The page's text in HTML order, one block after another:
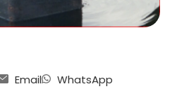
Email WhatsApp